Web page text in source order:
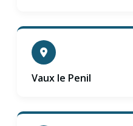
Vaux le Penil